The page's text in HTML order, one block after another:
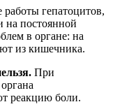
гепатоцитов,
на постоянной
в органе: на
из кишечника.
При
реакцию боли.